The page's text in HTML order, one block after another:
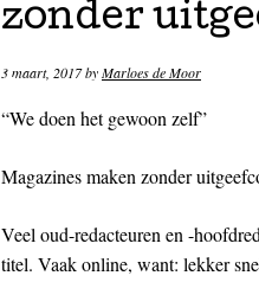
zonder
3 maart, 2017byMarloes de Moor
“We doen het gewoon zelf”
Magazines maken zonder
Veel oud-redacteuren en -
titel. Vaak online, want: lekker